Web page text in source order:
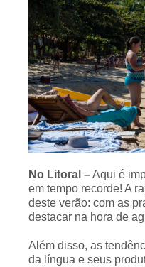
No Litoral –Aqui é
em tempo recorde! A
deste verão: com as
destacar na hora de
Além disso, as
da língua e seus